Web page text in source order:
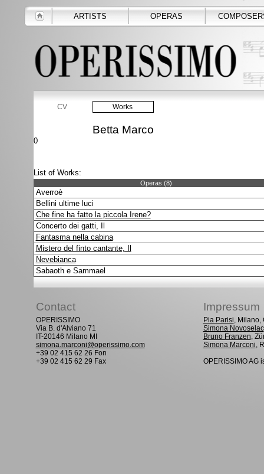
ARTISTS OPERAS
CV Works
Betta Marco
0
List of Works:
Operas (8)
Averroè
Bellini ultime luci
Che fine ha fatto la piccola Irene?
Concerto dei gatti, Il
Fantasma nella cabina
Mistero del finto cantante, Il
Nevebianca
Sabaoth e Sammael
Contact Impressum
OPERISSIMO
Via B. d'Alviano 71
IT-20146 Milano MI
simona.marconi@operissimo.com
+39 02 415 62 26 Fon
+39 02 415 62 29 Fax
Pia Parisi, Milano,
Simona Novoselac
Bruno Franzen,
Simona Marconi,
OPERISSIMO AG